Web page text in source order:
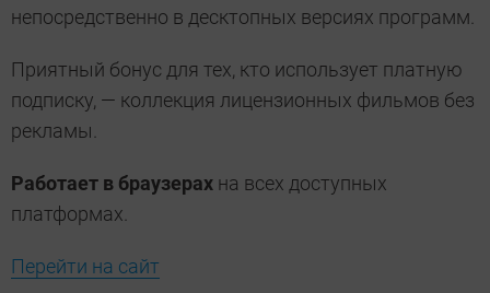
непосредственно в десктопных версиях программ.
Приятный бонус для тех, кто использует платную
подписку, — коллекция лицензионных фильмов без
рекламы.
Работает в браузерах на всех доступных
платформах.
Перейти на сайт